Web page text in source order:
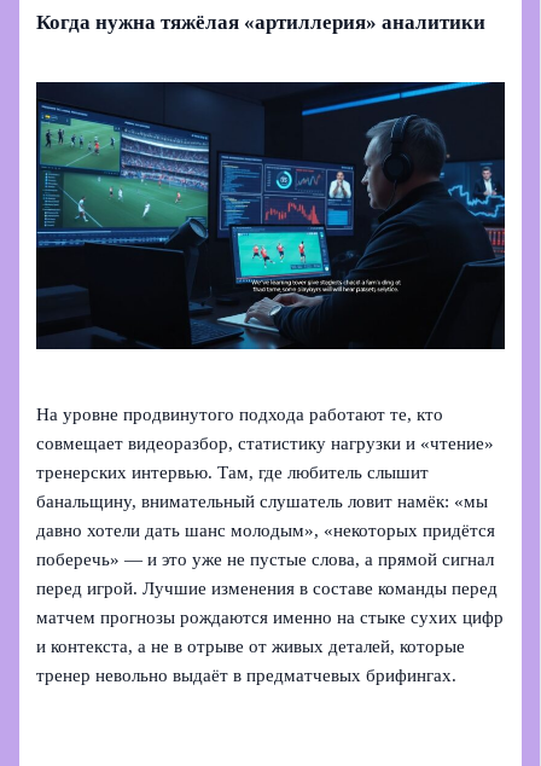
Когда нужна тяжёлая «артиллерия» аналитики
На уровне продвинутого подхода работают те, кто
совмещает видеоразбор, статистику нагрузки и «чтение»
тренерских интервью. Там, где любитель слышит
банальщину, внимательный слушатель ловит намёк: «мы
давно хотели дать шанс молодым», «некоторых придётся
поберечь» — и это уже не пустые слова, а прямой сигнал
перед игрой. Лучшие изменения в составе команды перед
матчем прогнозы рождаются именно на стыке сухих цифр
и контекста, а не в отрыве от живых деталей, которые
тренер невольно выдаёт в предматчевых брифингах.